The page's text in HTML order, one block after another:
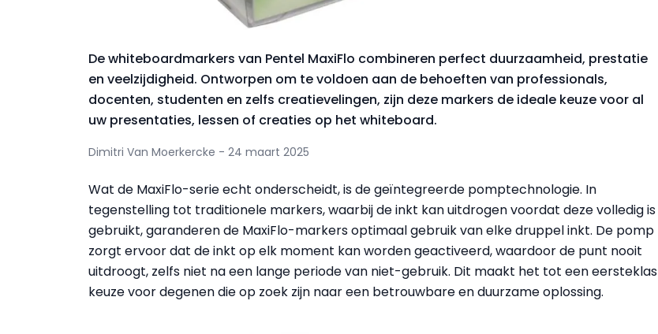
De whiteboardmarkers van Pentel MaxiFlo combineren perfect duurzaamheid, prestatie
en veelzijdigheid. Ontworpen om te voldoen aan de behoeften van professionals,
docenten, studenten en zelfs creatievelingen, zijn deze markers de ideale keuze voor al
uw presentaties, lessen of creaties op het whiteboard.
Dimitri Van Moerkercke - 24 maart 2025
Wat de MaxiFlo-serie echt onderscheidt, is de geïntegreerde pomptechnologie. In
tegenstelling tot traditionele markers, waarbij de inkt kan uitdrogen voordat deze volledig is
gebruikt, garanderen de MaxiFlo-markers optimaal gebruik van elke druppel inkt. De pomp
zorgt ervoor dat de inkt op elk moment kan worden geactiveerd, waardoor de punt nooit
uitdroogt, zelfs niet na een lange periode van niet-gebruik. Dit maakt het tot een eersteklas
keuze voor degenen die op zoek zijn naar een betrouwbare en duurzame oplossing.